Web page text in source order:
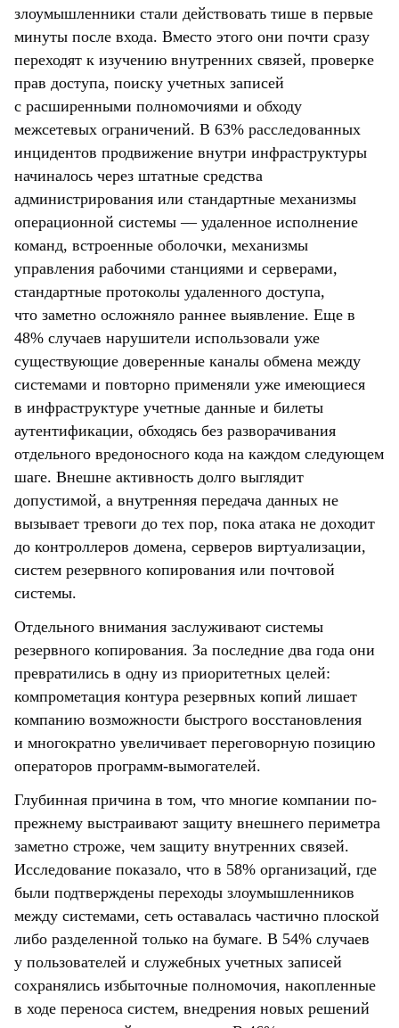
злоумышленники стали действовать тише в первые
минуты после входа. Вместо этого они почти сразу
переходят к изучению внутренних связей, проверке
прав доступа, поиску учетных записей
с расширенными полномочиями и обходу
межсетевых ограничений. В 63% расследованных
инцидентов продвижение внутри инфраструктуры
начиналось через штатные средства
администрирования или стандартные механизмы
операционной системы — удаленное исполнение
команд, встроенные оболочки, механизмы
управления рабочими станциями и серверами,
стандартные протоколы удаленного доступа,
что заметно осложняло раннее выявление. Еще в
48% случаев нарушители использовали уже
существующие доверенные каналы обмена между
системами и повторно применяли уже имеющиеся
в инфраструктуре учетные данные и билеты
аутентификации, обходясь без разворачивания
отдельного вредоносного кода на каждом следующем
шаге. Внешне активность долго выглядит
допустимой, а внутренняя передача данных не
вызывает тревоги до тех пор, пока атака не доходит
до контроллеров домена, серверов виртуализации,
систем резервного копирования или почтовой
системы.
Отдельного внимания заслуживают системы
резервного копирования. За последние два года они
превратились в одну из приоритетных целей:
компрометация контура резервных копий лишает
компанию возможности быстрого восстановления
и многократно увеличивает переговорную позицию
операторов программ-вымогателей.
Глубинная причина в том, что многие компании по-
прежнему выстраивают защиту внешнего периметра
заметно строже, чем защиту внутренних связей.
Исследование показало, что в 58% организаций, где
были подтверждены переходы злоумышленников
между системами, сеть оставалась частично плоской
либо разделенной только на бумаге. В 54% случаев
у пользователей и служебных учетных записей
сохранялись избыточные полномочия, накопленные
в ходе переноса систем, внедрения новых решений